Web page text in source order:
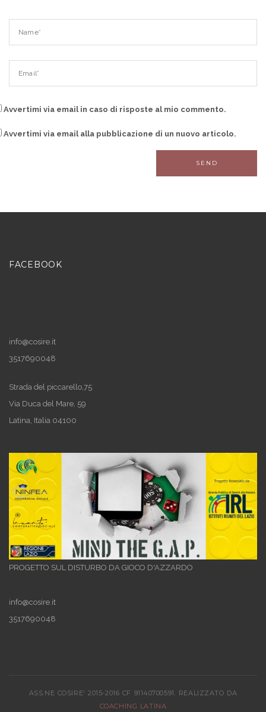
Avvertimi via email in caso di risposte al mio commento.
Avvertimi via email alla pubblicazione di un nuovo articolo.
FACEBOOK
info@cosire.it
3517690048
Strada del piccarello,75
Via Duca del Mare, 59
Latina, Italia 04100
PROGETTO SUL DISTURBO DA GIOCO D'AZZARDO
info@cosire.it
3517690048
ASS.NE COSIRE' 2015-2016 CF 91140700591. REALIZZATO DA
COACHING LATINA